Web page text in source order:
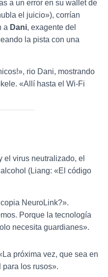
a un error en su wallet de
el juicio»), corrían
a Dani, exagente del
la pista con una
rio Dani, mostrando
«Allí hasta el Wi-Fi
el virus neutralizado, el
(Liang: «El código
NeuroLink?».
Porque la tecnología
necesita guardianes».
próxima vez, que sea en
para los rusos».